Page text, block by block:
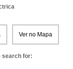
Ver no Mapa
search for: